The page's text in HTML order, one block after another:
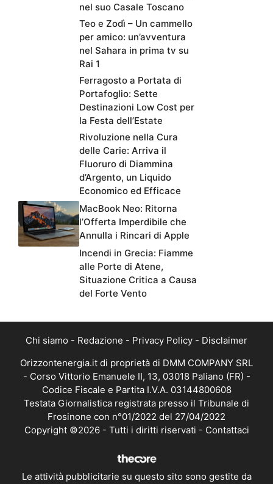
nel suo Casale Toscano
Teo e Zodì – Un cammello
per amico: un’avventura
nel Sahara in prima tv su
Rai 1
Ferragosto a Portata di
Portafoglio: Sette
Destinazioni Low Cost per
la Festa dell’Estate
Rivoluzione nella Cura
delle Carie: Arriva il
Fluoruro di Diammina
d’Argento, un Liquido
Economico ed Efficace
MacBook Neo: Ritorna
l’Offerta Imperdibile che
Annulla i Rincari di Apple
Incendi in Grecia: Fiamme
alle Porte di Atene,
Situazione Critica a Causa
del Forte Vento
Chi siamo - Redazione - Privacy Policy - Disclaimer
Orizzontenergia.it di proprietà di DMM COMPANY SRL
- Corso Vittorio Emanuele II, 13, 03018 Paliano (FR) -
Codice Fiscale e Partita I.V.A. 03144800608
Testata Giornalistica registrata presso il Tribunale di
Frosinone con n°01/2022 del 27/04/2022
Copyright ©2026 - Tutti i diritti riservati - Contattaci
Le attività pubblicitarie su questo sito sono gestite da